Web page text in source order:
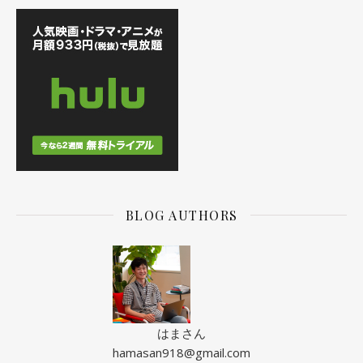
BLOG AUTHORS
はまさん
hamasan918@gmail.com